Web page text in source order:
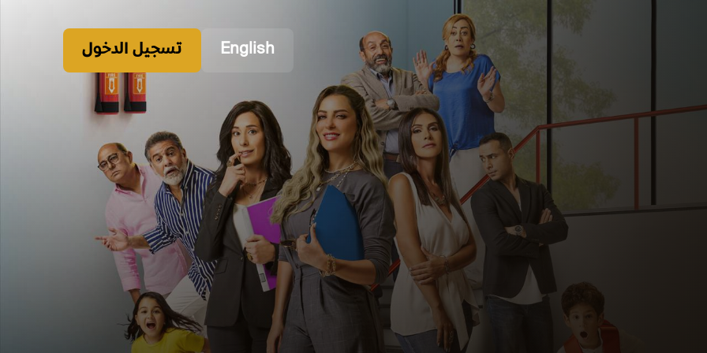
English تسجيل الدخول